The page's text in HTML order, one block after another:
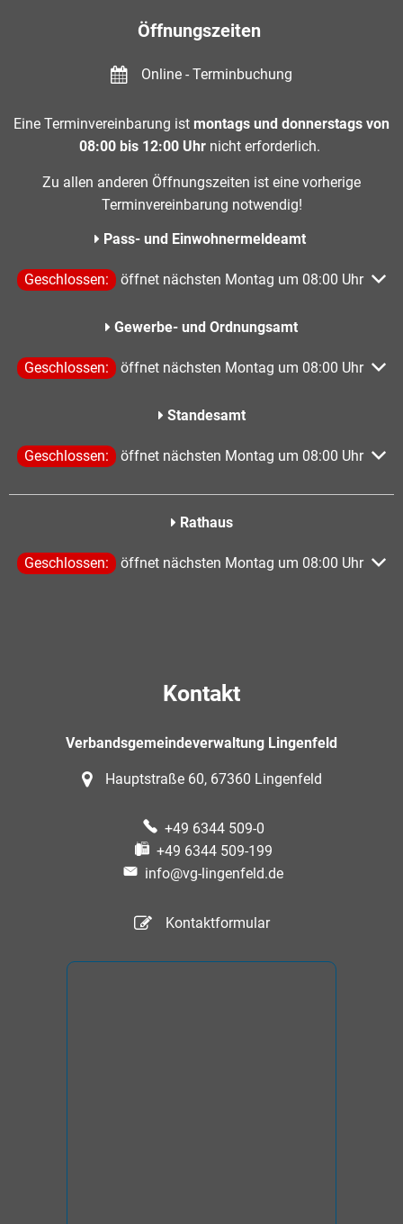
Öffnungszeiten
Online - Terminbuchung
Eine Terminvereinbarung ist montags und donnerstags von
08:00 bis 12:00 Uhr nicht erforderlich.
Zu allen anderen Öffnungszeiten ist eine vorherige
Terminvereinbarung notwendig!
Pass- und Einwohnermeldeamt
Klicken, um weitere Öffnungs- oder Schließzeiten
Geschlossen: öffnet nächsten Montag um 08:00 Uhr
Gewerbe- und Ordnungsamt
Klicken, um weitere Öffnungs- oder Schließzeiten
Geschlossen: öffnet nächsten Montag um 08:00 Uhr
Standesamt
Klicken, um weitere Öffnungs- oder Schließzeiten
Geschlossen: öffnet nächsten Montag um 08:00 Uhr
Rathaus
Klicken, um weitere Öffnungs- oder Schließzeiten
Geschlossen: öffnet nächsten Montag um 08:00 Uhr
Kontakt
Verbandsgemeindeverwaltung Lingenfeld
Hauptstraße 60, 67360 Lingenfeld
+49 6344 509-0
+49 6344 509-199
info@vg-lingenfeld.de
Kontaktformular